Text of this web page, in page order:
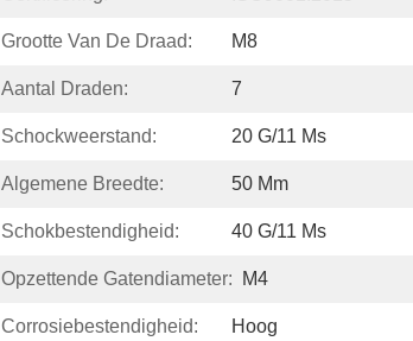
Grootte Van De Draad: M8
Aantal Draden: 7
Schockweerstand: 20 G/11 Ms
Algemene Breedte: 50 Mm
Schokbestendigheid: 40 G/11 Ms
Opzettende Gatendiameter: M4
Corrosiebestendigheid: Hoog